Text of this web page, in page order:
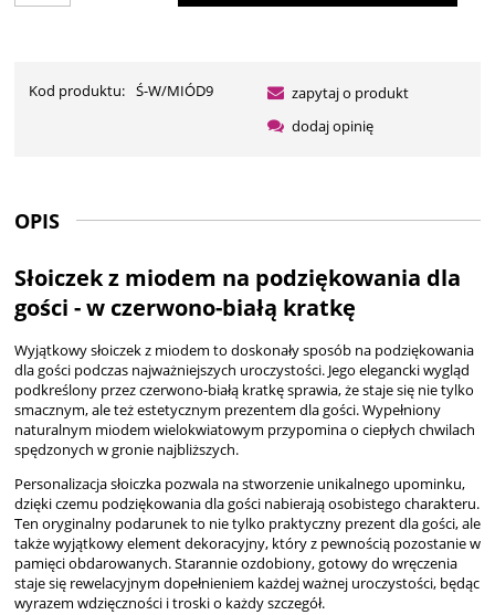
Kod produktu: Ś-W/MIÓD9
zapytaj o produkt
dodaj opinię
OPIS
Słoiczek z miodem na podziękowania dla
gości - w czerwono-białą kratkę
Wyjątkowy słoiczek z miodem to doskonały sposób na podziękowania
dla gości podczas najważniejszych uroczystości. Jego elegancki wygląd
podkreślony przez czerwono-białą kratkę sprawia, że staje się nie tylko
smacznym, ale też estetycznym prezentem dla gości. Wypełniony
naturalnym miodem wielokwiatowym przypomina o ciepłych chwilach
spędzonych w gronie najbliższych.
Personalizacja słoiczka pozwala na stworzenie unikalnego upominku,
dzięki czemu podziękowania dla gości nabierają osobistego charakteru.
Ten oryginalny podarunek to nie tylko praktyczny prezent dla gości, ale
także wyjątkowy element dekoracyjny, który z pewnością pozostanie w
pamięci obdarowanych. Starannie ozdobiony, gotowy do wręczenia
staje się rewelacyjnym dopełnieniem każdej ważnej uroczystości, będąc
wyrazem wdzięczności i troski o każdy szczegół.